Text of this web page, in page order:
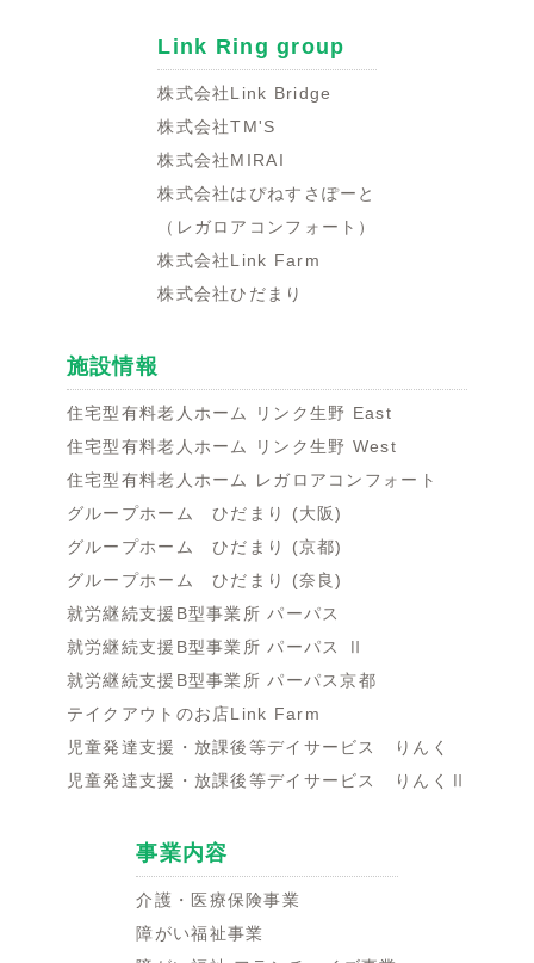
Link Ring group
株式会社Link Bridge
株式会社TM'S
株式会社MIRAI
株式会社はぴねすさぽーと
（レガロアコンフォート）
株式会社Link Farm
株式会社ひだまり
施設情報
住宅型有料老人ホーム リンク生野 East
住宅型有料老人ホーム リンク生野 West
住宅型有料老人ホーム レガロアコンフォート
グループホーム ひだまり (大阪)
グループホーム ひだまり (京都)
グループホーム ひだまり (奈良)
就労継続支援B型事業所 パーパス
就労継続支援B型事業所 パーパス Ⅱ
就労継続支援B型事業所 パーパス京都
テイクアウトのお店Link Farm
児童発達支援・放課後等デイサービス りんく
児童発達支援・放課後等デイサービス りんくⅡ
事業内容
介護・医療保険事業
障がい福祉事業